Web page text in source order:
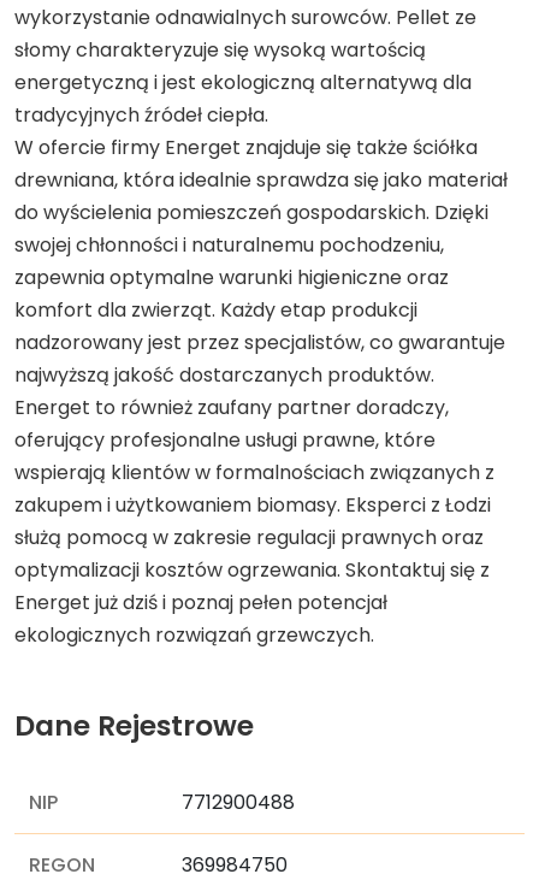
wykorzystanie odnawialnych surowców. Pellet ze
słomy charakteryzuje się wysoką wartością
energetyczną i jest ekologiczną alternatywą dla
tradycyjnych źródeł ciepła.
W ofercie firmy Energet znajduje się także ściółka
drewniana, która idealnie sprawdza się jako materiał
do wyścielenia pomieszczeń gospodarskich. Dzięki
swojej chłonności i naturalnemu pochodzeniu,
zapewnia optymalne warunki higieniczne oraz
komfort dla zwierząt. Każdy etap produkcji
nadzorowany jest przez specjalistów, co gwarantuje
najwyższą jakość dostarczanych produktów.
Energet to również zaufany partner doradczy,
oferujący profesjonalne usługi prawne, które
wspierają klientów w formalnościach związanych z
zakupem i użytkowaniem biomasy. Eksperci z Łodzi
służą pomocą w zakresie regulacji prawnych oraz
optymalizacji kosztów ogrzewania. Skontaktuj się z
Energet już dziś i poznaj pełen potencjał
ekologicznych rozwiązań grzewczych.
Dane Rejestrowe
NIP 7712900488
REGON 369984750